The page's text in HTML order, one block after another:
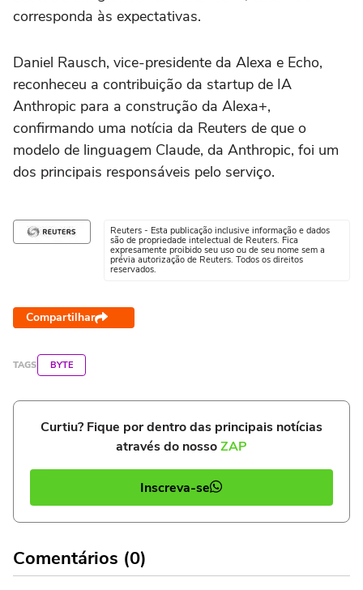
corresponda às expectativas.
Daniel Rausch, vice-presidente da Alexa e Echo,
reconheceu a contribuição da startup de IA
Anthropic para a construção da Alexa+,
confirmando uma notícia da Reuters de que o
modelo de linguagem Claude, da Anthropic, foi um
dos principais responsáveis pelo serviço.
Reuters - Esta publicação inclusive informação e dados
são de propriedade intelectual de Reuters. Fica
expresamente proibido seu uso ou de seu nome sem a
prévia autorização de Reuters. Todos os direitos
reservados.
Compartilhar
TAGS BYTE
Curtiu? Fique por dentro das principais notícias
através do nossoZAP
Inscreva-se
Comentários (0)